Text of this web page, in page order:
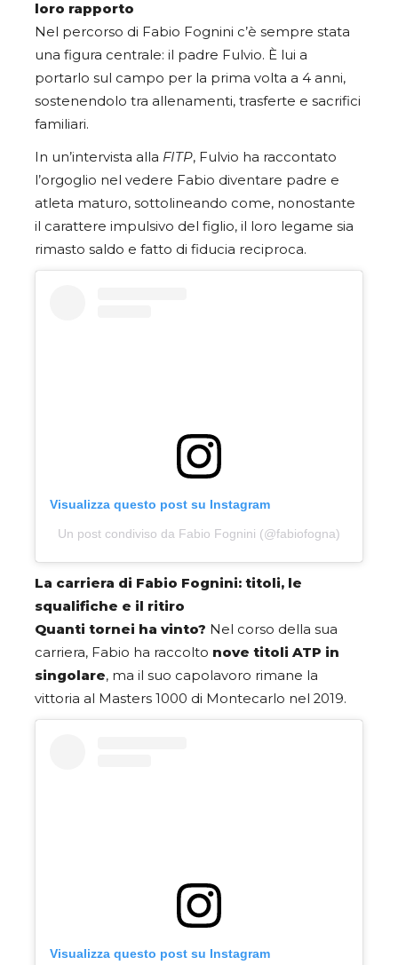
loro rapporto
Nel percorso di Fabio Fognini c’è sempre stata
una figura centrale: il padre Fulvio. È lui a
portarlo sul campo per la prima volta a 4 anni,
sostenendolo tra allenamenti, trasferte e sacrifici
familiari.
In un’intervista alla FITP, Fulvio ha raccontato
l’orgoglio nel vedere Fabio diventare padre e
atleta maturo, sottolineando come, nonostante
il carattere impulsivo del figlio, il loro legame sia
rimasto saldo e fatto di fiducia reciproca.
Visualizza questo post su Instagram
Un post condiviso da Fabio Fognini (@fabiofogna)
La carriera di Fabio Fognini: titoli, le
squalifiche e il ritiro
Quanti tornei ha vinto? Nel corso della sua
carriera, Fabio ha raccolto nove titoli ATP in
singolare, ma il suo capolavoro rimane la
vittoria al Masters 1000 di Montecarlo nel 2019.
Visualizza questo post su Instagram